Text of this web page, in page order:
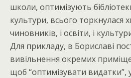
школи, оптимізують
культури, всього торкнулася
чиновників, і освіти, і
Для прикладу, в Бориславі
вивільнення окремих
щоб “оптимізувати видатки”,